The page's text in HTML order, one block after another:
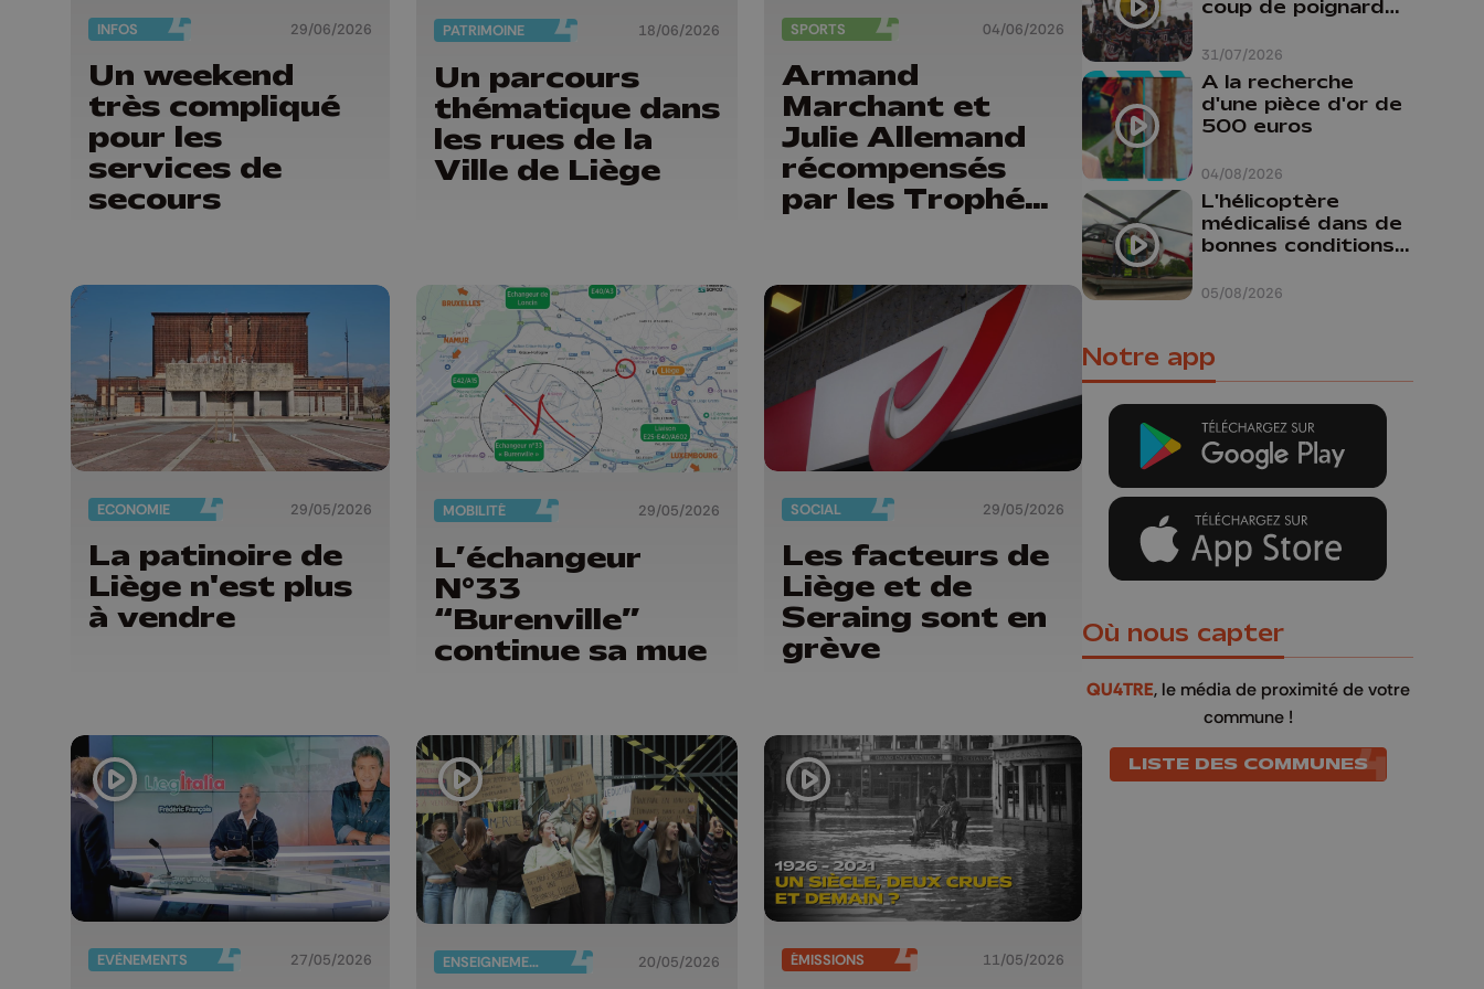
INFOS 29/06/2026
Un weekend
très compliqué
pour les
services de
secours
PATRIMOINE 18/06/2026
Un parcours
thématique dans
les rues de la
Ville de Liège
SPORTS 04/06/2026
Armand
Marchant et
Julie Allemand
récompensés
par les Trophées
Liège
ECONOMIE 29/05/2026
La patinoire de
Liège n'est plus
à vendre
MOBILITÉ 29/05/2026
L’échangeur
N°33
“Burenville”
continue sa mue
SOCIAL 29/05/2026
Les facteurs de
Liège et de
Seraing sont en
grève
EVÈNEMENTS 27/05/2026 ENSEIGNEMENT 20/05/2026 ÉMISSIONS 11/05/2026
31/07/2026
coup de poignard
04/08/2026
A la recherche
d'une pièce d'or de
500 euros
05/08/2026
L'hélicoptère
médicalisé dans de
bonnes conditions à
Notre app
Où nous capter
QU4TRE, le média de proximité de votre
commune !
LISTE DES COMMUNES